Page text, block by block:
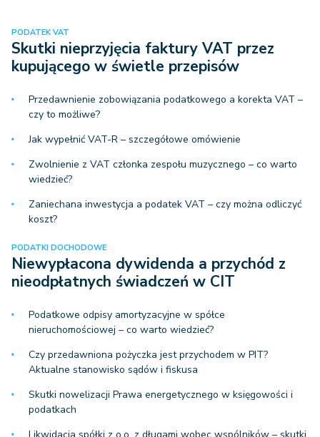
PODATEK VAT
Skutki nieprzyjęcia faktury VAT przez
kupującego w świetle przepisów
Przedawnienie zobowiązania podatkowego a korekta VAT –
czy to możliwe?
Jak wypełnić VAT-R – szczegółowe omówienie
Zwolnienie z VAT członka zespołu muzycznego – co warto
wiedzieć?
Zaniechana inwestycja a podatek VAT – czy można odliczyć
koszt?
PODATKI DOCHODOWE
Niewypłacona dywidenda a przychód z
nieodpłatnych świadczeń w CIT
Podatkowe odpisy amortyzacyjne w spółce
nieruchomościowej – co warto wiedzieć?
Czy przedawniona pożyczka jest przychodem w PIT?
Aktualne stanowisko sądów i fiskusa
Skutki nowelizacji Prawa energetycznego w księgowości i
podatkach